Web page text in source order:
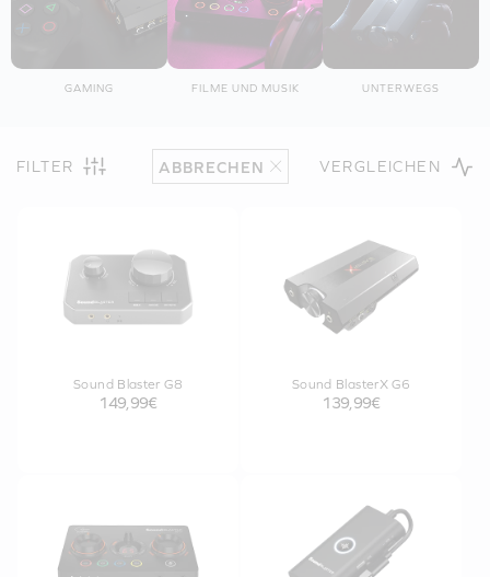
GAMING FILME UND MUSIK UNTERWEGS
ABBRECHEN
FILTER VERGLEICHEN
Sound Blaster G8
149,99€
Sound BlasterX G6
139,99€